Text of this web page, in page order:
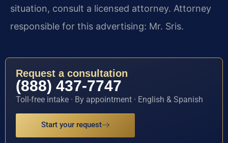
situation, consult a licensed attorney. Attorney
responsible for this advertising: Mr. Sris.
Request a consultation
(888) 437-7747
Toll-free intake · By appointment · English & Spanish
Start your request